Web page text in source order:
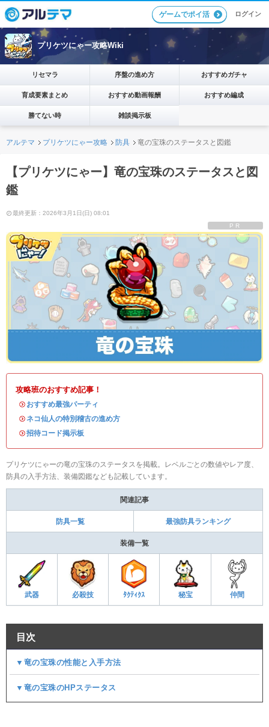
ゲームでポイ活 ログイン
プリケツにゃー攻略Wiki
リセマラ 序盤の進め方 おすすめガチャ
育成要素まとめ おすすめ動画報酬 おすすめ編成
勝てない時 雑談掲示板
アルテマ プリケツにゃー攻略 防具 竜の宝珠のステータスと図鑑
【プリケツにゃー】竜の宝珠のステータスと図
鑑
最終更新：2026年3月1日(日) 08:01
PR
攻略班のおすすめ記事！
・ おすすめ最強パーティ
・ネコ仙人の特別稽古の進め方
・招待コード掲示板
プリケツにゃーの竜の宝珠のステータスを掲載。レベルごとの数値やレア度、
防具の入手方法、装備図鑑なども記載しています。
関連記事
防具一覧 最強防具ランキング
装備一覧
武器 必殺技 ﾀｸﾃｨｸｽ 秘宝 仲間
目次
▼竜の宝珠の性能と入手方法
▼竜の宝珠のHPステータス